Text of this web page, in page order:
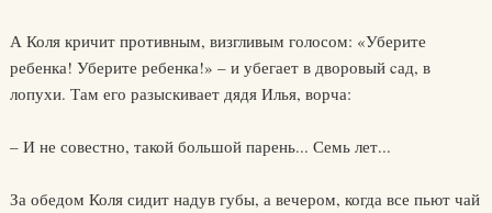
А Коля кричит противным, визгливым голосом: «Уберите
ребенка! Уберите ребенка!» – и убегает в дворовый cад, в
лопухи. Там его разыскивает дядя Илья, ворча:
– И не совестно, такой большой парень... Семь лет...
За обедом Коля сидит надув губы, а вечером, когда все пьют чай